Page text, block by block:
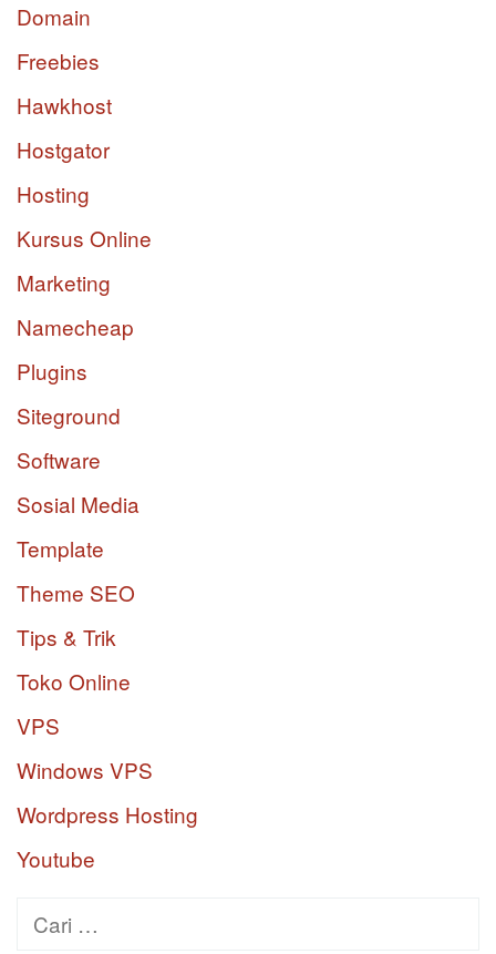
Domain
Freebies
Hawkhost
Hostgator
Hosting
Kursus Online
Marketing
Namecheap
Plugins
Siteground
Software
Sosial Media
Template
Theme SEO
Tips & Trik
Toko Online
VPS
Windows VPS
Wordpress Hosting
Youtube
Cari